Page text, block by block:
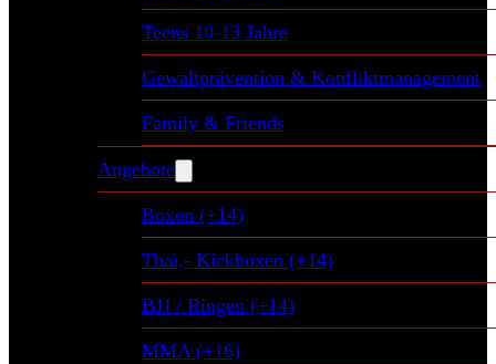
Teens 10-13 Jahre
Gewaltprävention & Konfliktmanagement
Family & Friends
Angebote
Boxen (+14)
Thai,- Kickboxen (+14)
BJJ / Ringen (+14)
MMA (+16)